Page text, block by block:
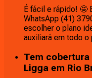
É fácil e rápido! 🤩
WhatsApp (41)
escolher o plano
auxiliará em todo o
Tem
Ligga em Rio